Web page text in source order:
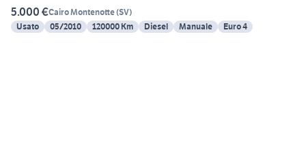
5.000 €Cairo Montenotte(SV)
Usato
05/2010 120000 Km Diesel Manuale Euro 4